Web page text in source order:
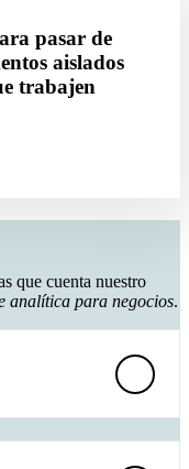
pasar de
aislados
trabajen
que cuenta nuestro
analítica para negocios.